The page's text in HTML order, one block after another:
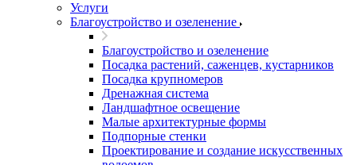
Услуги
Благоустройство и озеленение
Благоустройство и озеленение
Посадка растений, саженцев, кустарников
Посадка крупномеров
Дренажная система
Ландшафтное освещение
Малые архитектурные формы
Подпорные стенки
Проектирование и создание искусственных